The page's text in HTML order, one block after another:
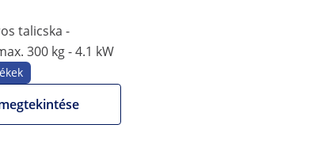
talicska -
300 kg - 4.1 kW
mozgathat – az összkerékhajtásnak
könnyen manőverezhető. A munkahelyzettől
haladási irányt.
minden felülettel megbirkóznak.
van hely a törmelék, homok, szerszámok,